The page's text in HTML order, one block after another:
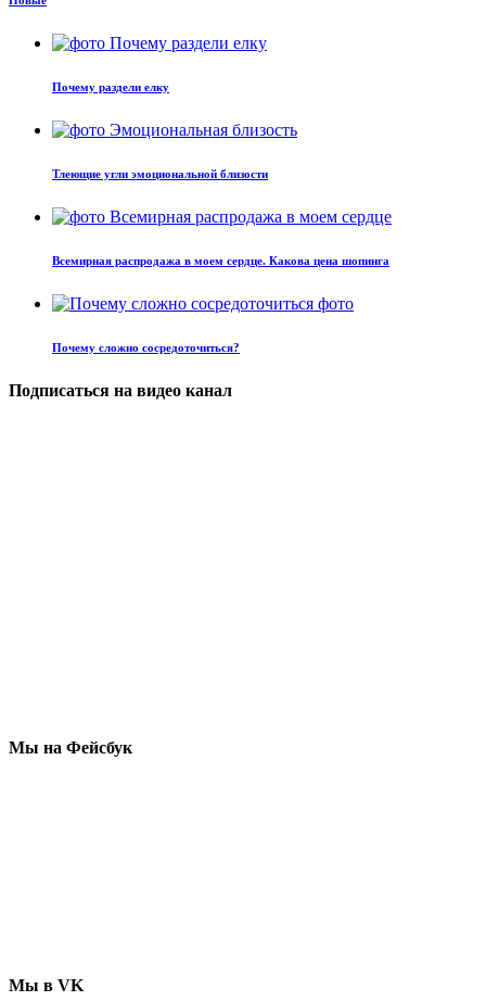
Почему раздели елку
Тлеющие угли эмоциональной близости
Всемирная распродажа в моем сердце. Какова цена шопинга
Почему сложно сосредоточиться?
Подписаться на видео канал
Мы на Фейсбук
Мы в VK